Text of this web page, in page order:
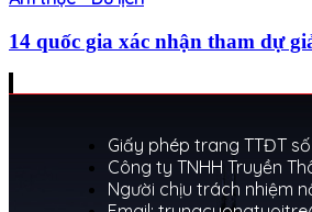
14 quốc gia xác nhận tham dự
Giấy phép trang TTĐT số
Công ty TNHH Truyền
Người chịu trách nhiệm